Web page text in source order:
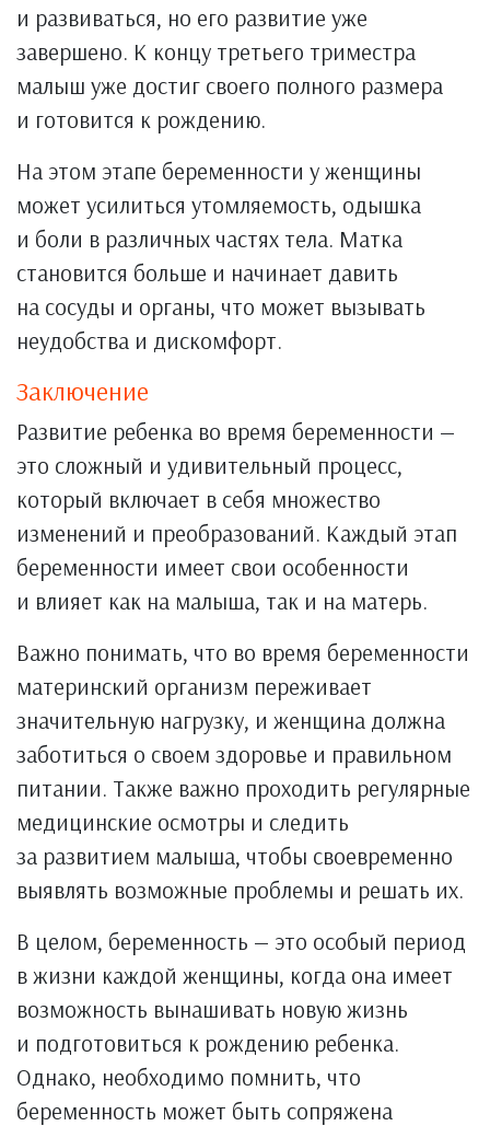
и развиваться, но его развитие уже
завершено. К концу третьего триместра
малыш уже достиг своего полного размера
и готовится к рождению.
На этом этапе беременности у женщины
может усилиться утомляемость, одышка
и боли в различных частях тела. Матка
становится больше и начинает давить
на сосуды и органы, что может вызывать
неудобства и дискомфорт.
Заключение
Развитие ребенка во время беременности —
это сложный и удивительный процесс,
который включает в себя множество
изменений и преобразований. Каждый этап
беременности имеет свои особенности
и влияет как на малыша, так и на матерь.
Важно понимать, что во время беременности
материнский организм переживает
значительную нагрузку, и женщина должна
заботиться о своем здоровье и правильном
питании. Также важно проходить регулярные
медицинские осмотры и следить
за развитием малыша, чтобы своевременно
выявлять возможные проблемы и решать их.
В целом, беременность — это особый период
в жизни каждой женщины, когда она имеет
возможность вынашивать новую жизнь
и подготовиться к рождению ребенка.
Однако, необходимо помнить, что
беременность может быть сопряжена